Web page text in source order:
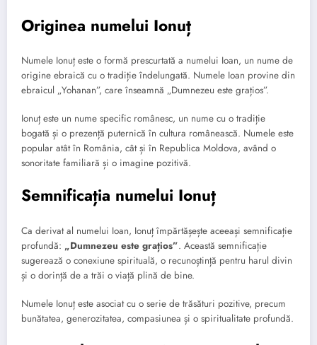
Originea numelui Ionuț
Numele Ionuț este o formă prescurtată a numelui Ioan, un nume de
origine ebraică cu o tradiție îndelungată. Numele Ioan provine din
ebraicul „Yohanan”, care înseamnă „Dumnezeu este grațios”.
Ionuț este un nume specific românesc, un nume cu o tradiție
bogată și o prezență puternică în cultura românească. Numele este
popular atât în România, cât și în Republica Moldova, având o
sonoritate familiară și o imagine pozitivă.
Semnificația numelui Ionuț
Ca derivat al numelui Ioan, Ionuț împărtășește aceeași semnificație
profundă: „Dumnezeu este grațios”. Această semnificație
sugerează o conexiune spirituală, o recunoștință pentru harul divin
și o dorință de a trăi o viață plină de bine.
Numele Ionuț este asociat cu o serie de trăsături pozitive, precum
bunătatea, generozitatea, compasiunea și o spiritualitate profundă.